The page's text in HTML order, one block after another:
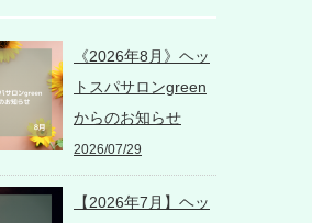
《2026年8月》ヘッ
トスパサロンgreen
からのお知らせ
2026/07/29
【2026年7月】ヘッ